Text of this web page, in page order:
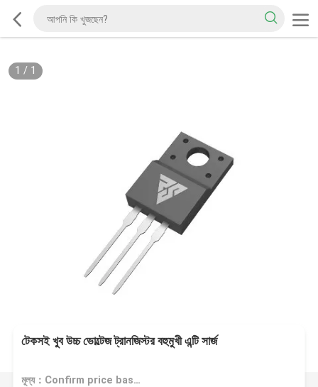
1 / 1
টেকসই খুব উচ্চ ভোল্টেজ ট্রানজিস্টর বহুমুখী এন্টি সার্জ
মূল্য：Confirm price based on product